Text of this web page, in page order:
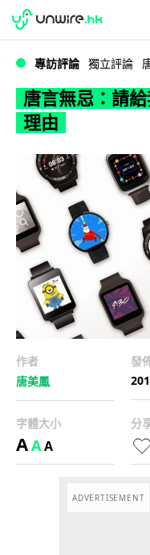
唐言無忌
WWDC 2026
專訪評論 獨立評論
唐言無忌：請
理由
作者
唐美鳳
發
字體大小
AAA
分
ADVERTISEMENT